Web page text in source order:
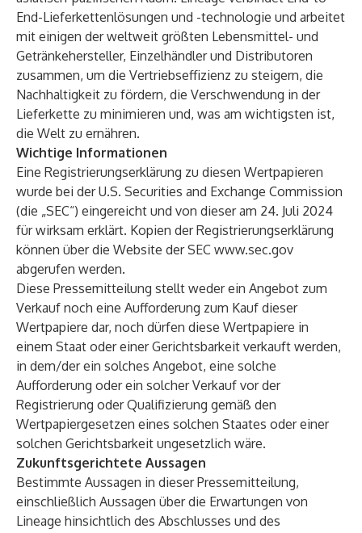
End-Lieferkettenlösungen und -technologie und arbeitet
mit einigen der weltweit größten Lebensmittel- und
Getränkehersteller, Einzelhändler und Distributoren
zusammen, um die Vertriebseffizienz zu steigern, die
Nachhaltigkeit zu fördern, die Verschwendung in der
Lieferkette zu minimieren und, was am wichtigsten ist,
die Welt zu ernähren.
Wichtige Informationen
Eine Registrierungserklärung zu diesen Wertpapieren
wurde bei der U.S. Securities and Exchange Commission
(die „SEC“) eingereicht und von dieser am 24. Juli 2024
für wirksam erklärt. Kopien der Registrierungserklärung
können über die Website der SEC www.sec.gov
abgerufen werden.
Diese Pressemitteilung stellt weder ein Angebot zum
Verkauf noch eine Aufforderung zum Kauf dieser
Wertpapiere dar, noch dürfen diese Wertpapiere in
einem Staat oder einer Gerichtsbarkeit verkauft werden,
in dem/der ein solches Angebot, eine solche
Aufforderung oder ein solcher Verkauf vor der
Registrierung oder Qualifizierung gemäß den
Wertpapiergesetzen eines solchen Staates oder einer
solchen Gerichtsbarkeit ungesetzlich wäre.
Zukunftsgerichtete Aussagen
Bestimmte Aussagen in dieser Pressemitteilung,
einschließlich Aussagen über die Erwartungen von
Lineage hinsichtlich des Abschlusses und des